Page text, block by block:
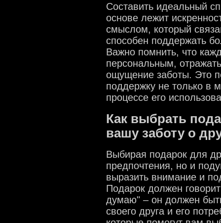
Составить идеальный
основе лежит
смыслом, который
способен поддержать
Важно помнить, что
персональным,
ощущение заботы. Это
поддержку не только в
процессе его
Как выбрать
вашу заботу о
Выбирая подарок для
предпочтения, но и
выразить внимание и
Подарок должен
думаю" – он должен
своего друга и его